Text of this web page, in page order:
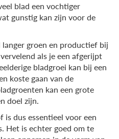
blad een vochtiger
gunstig kan zijn voor de
groen en productief bij
als je een afgerijpt
bladgroei kan bij een
koste gaan van de
kan een grote
doel zijn.
is dus essentieel voor een
Het is echter goed om te